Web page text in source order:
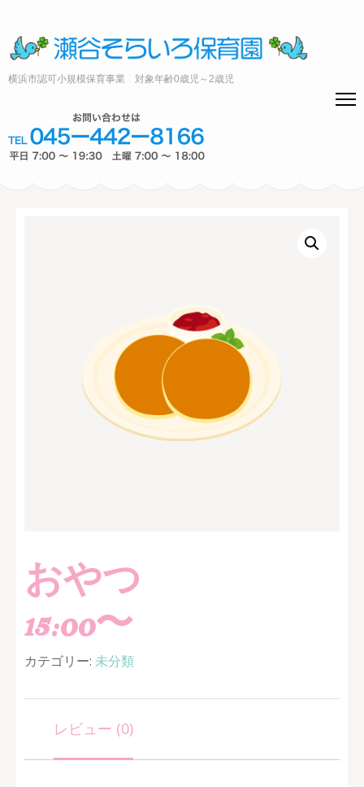
横浜市認可小規模保育事業 対象年齢0歳児～2歳児
おやつ
15:00〜
カテゴリー: 未分類
レビュー (0)